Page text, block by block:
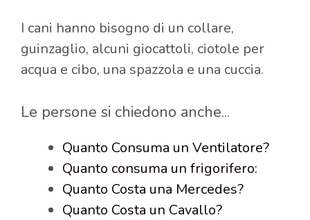
I cani hanno bisogno di un collare,
guinzaglio, alcuni giocattoli, ciotole per
acqua e cibo, una spazzola e una cuccia.
Le persone si chiedono anche...
Quanto Consuma un Ventilatore?
Quanto consuma un frigorifero:
Quanto Costa una Mercedes?
Quanto Costa un Cavallo?